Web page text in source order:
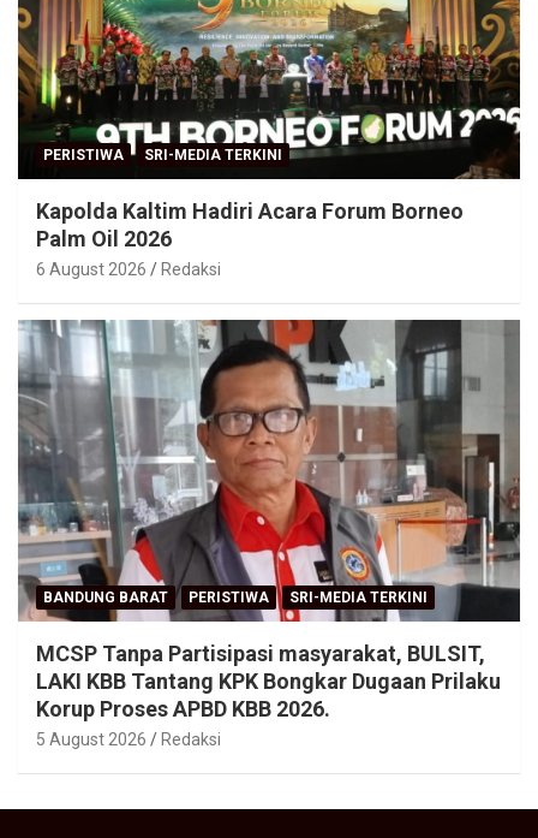
PERISTIWA SRI-MEDIA TERKINI
Kapolda Kaltim Hadiri Acara Forum Borneo
Palm Oil 2026
6 August 2026 Redaksi
BANDUNG BARAT PERISTIWA SRI-MEDIA TERKINI
MCSP Tanpa Partisipasi masyarakat, BULSIT,
LAKI KBB Tantang KPK Bongkar Dugaan Prilaku
Korup Proses APBD KBB 2026.
5 August 2026 Redaksi